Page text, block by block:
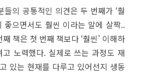
의 공통적인 의견은 두 번째가 ‘훨
좋으면서도 훨씬 이라는 말에 살짝..
책은 첫 번째 책보다 ‘훨씬’ 이해하
노력했다. 실제로 쓰는 과정도 재
있는 현재를 다루고 있어선지 생동